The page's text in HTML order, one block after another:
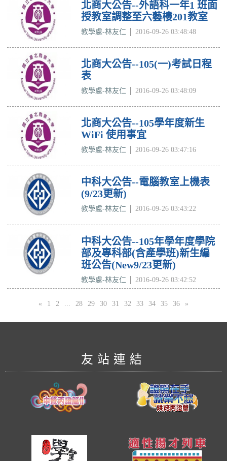
北商大公告--外語科一年1 班面
授教室調整至六藝樓201教室
教學處-林友仁 2016-09-26 03:48:48
北商大公告--105(一)考試日程
表
教學處-林友仁 2016-09-26 03:48:09
北商大公告--105學年度新生
WiFi 使用事宜
教學處-林友仁 2016-09-26 03:47:16
中科大公告--電腦教室上機表
(9/23更新)
教學處-林友仁 2016-09-26 03:43:22
中科大公告--105年學年度學院
部及專科部(含產學班)新生編
班公告(New9/23更新)
教學處-林友仁 2016-09-26 03:42:52
« 1 2 28 29 30 31 32 33 34 35 36 »
友站連結